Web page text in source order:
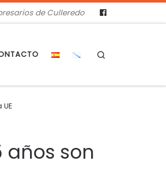
de Culleredo
años son